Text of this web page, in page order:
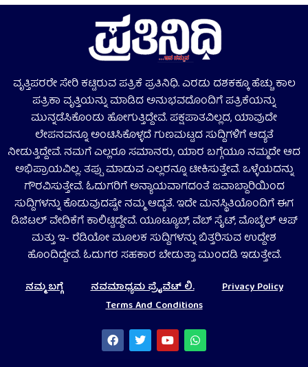
ವೃತ್ತಿಪರರೇ ಸೇರಿ ಕಟ್ಟಿರುವ ಪತ್ರಿಕೆ ಪ್ರತಿನಿಧಿ. ಎರಡು ದಶಕಕ್ಕೂ ಹೆಚ್ಚು ಕಾಲ
ಪತ್ರಿಕಾ ವೃತ್ತಿಯನ್ನು ಮಾಡಿದ ಅನುಭವದೊಂದಿಗೆ ಪತ್ರಿಕೆಯನ್ನು
ಮುನ್ನಡೆಸಿಕೊಂಡು ಹೋಗುತ್ತಿದ್ದೇವೆ. ಪಕ್ಷಪಾತವಿಲ್ಲದ, ಯಾವುದೇ
ಲೇಪನವನ್ನೂ ಅಂಟಿಸಿಕೊಳ್ಳದೆ ಗುಣಮಟ್ಟದ ಸುದ್ದಿಗಳಿಗೆ ಆದ್ಯತೆ
ನೀಡುತ್ತಿದ್ದೇವೆ. ನಮಗೆ ಎಲ್ಲರೂ ಸಮಾನರು, ಯಾರ ಬಗ್ಗೆಯೂ ನಮ್ಮದೇ ಆದ
ಅಭಿಪ್ರಾಯವಿಲ್ಲ. ತಪ್ಪು ಮಾಡುವ ಎಲ್ಲರನ್ನೂ ಟೀಕಿಸುತ್ತೇವೆ. ಒಳ್ಳೆಯದನ್ನು
ಗೌರವಿಸುತ್ತೇವೆ. ಓದುಗರಿಗೆ ಅನ್ಯಾಯವಾಗದಂತೆ ಜವಾಬ್ದಾರಿಯಿಂದ
ಸುದ್ದಿಗಳನ್ನು ಕೊಡುವುದಷ್ಟೇ ನಮ್ಮ ಆದ್ಯತೆ. ಇದೇ ಮನಸ್ಥಿತಿಯೊಂದಿಗೆ ಈಗ
ಡಿಜಿಟಲ್‌ ವೇದಿಕೆಗೆ ಕಾಲಿಟ್ಟಿದ್ದೇವೆ. ಯೂಟ್ಯೂಬ್‌, ವೆಬ್ ಸೈಟ್‌, ಮೊಬೈಲ್‌ ಆಪ್‌
ಮತ್ತು ಇ- ರೆಡಿಯೋ ಮೂಲಕ ಸುದ್ದಿಗಳನ್ನು ಬಿತ್ತರಿಸುವ ಉದ್ದೇಶ
ಹೊಂದಿದ್ದೇವೆ. ಓದುಗರ ಸಹಕಾರ ಬೇಡುತ್ತಾ ಮುಂದಡಿ ಇಡುತ್ತೇವೆ.
ನಮ್ಮ ಬಗ್ಗೆ ನವಮಾಧ್ಯಮ ಪ್ರೈವೆಟ್‌ ಲಿ.
Privacy Policy
Terms And Conditions